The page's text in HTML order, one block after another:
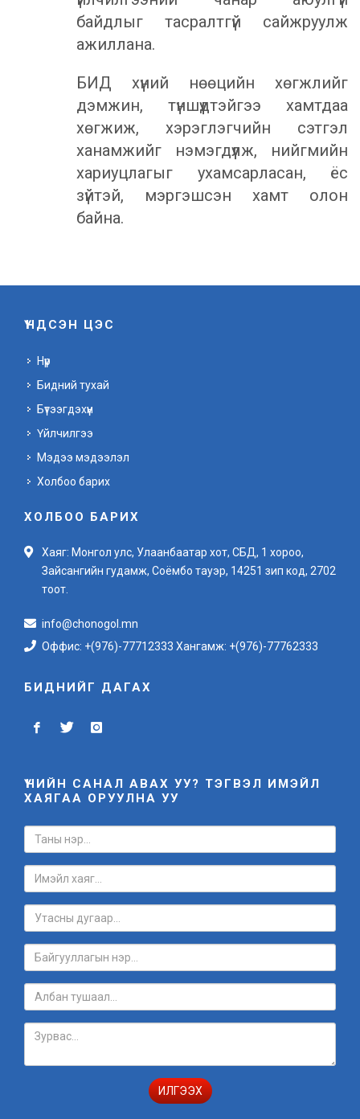
байдлыг тасралтгүй сайжруулж
ажиллана.
БИД хүний нөөцийн хөгжлийг
дэмжин, түншүүдтэйгээ хамтдаа
хөгжиж, хэрэглэгчийн сэтгэл
ханамжийг нэмэгдүүлж, нийгмийн
хариуцлагыг ухамсарласан, ёс
зүйтэй, мэргэшсэн хамт олон
байна.
ҮНДСЭН ЦЭС
Нүүр
Бидний тухай
Бүтээгдэхүүн
Үйлчилгээ
Мэдээ мэдээлэл
Холбоо барих
ХОЛБОО БАРИХ
Хаяг: Монгол улс, Улаанбаатар хот, СБД, 1 хороо,
Зайсангийн гудамж, Соёмбо тауэр, 14251 зип код, 2702
тоот.
info@chonogol.mn
Оффис: +(976)-77712333 Хангамж: +(976)-77762333
БИДНИЙГ ДАГАХ
ҮНИЙН САНАЛ АВАХ УУ? ТЭГВЭЛ ИМЭЙЛ
ХАЯГАА ОРУУЛНА УУ
ИЛГЭЭХ